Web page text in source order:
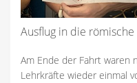
Ausflug in die
Am Ende der Fahrt waren
Lehrkräfte wieder einmal